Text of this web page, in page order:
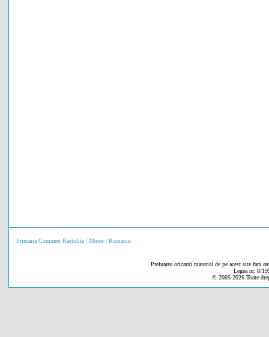
Primaria Comunei Rastolita | Mures | Romania
Preluarea oricarui material de pe acest site fara
Legea nr. 8/
© 2005-2026 Toate